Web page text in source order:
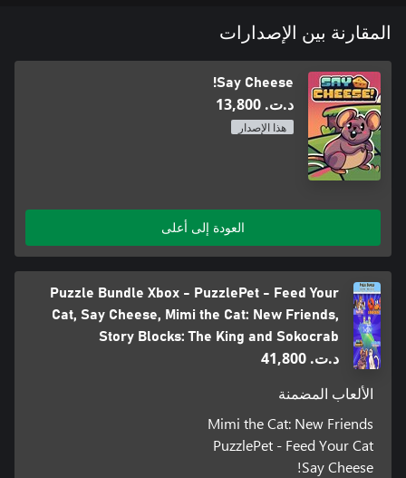
المقارنة بين الإصدارات
Say Cheese!
د.ت.‏ 13,800
هذا الإصدار
العودة إلى أعلى
Puzzle Bundle Xbox - PuzzlePet - Feed Your
Cat, Say Cheese, Mimi the Cat: New Friends,
Story Blocks: The King and Sokocrab
د.ت.‏ 41,800
الألعاب المضمنة
Mimi the Cat: New Friends
PuzzlePet - Feed Your Cat
Say Cheese!